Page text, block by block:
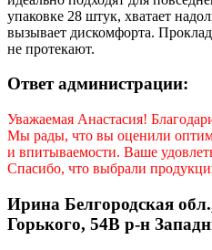
упаковке 28 штук, хватает
вызывает дискомфорта.
не протекают.
Ответ администрации:
Уважаемая Анастасия!
Мы рады, что вы оценили
и впитываемости. Ваше
Спасибо, что выбрали
Ирина Белгородская
Горького, 54В р-н